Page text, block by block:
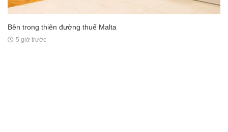
Bên trong thiên đường thuế Malta
5 giờ trước